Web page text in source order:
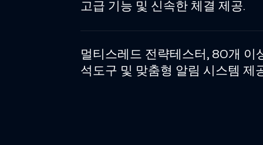
고급 기능 및 신속한 체결 제공.
멀티스레드 전략테스터, 80개 이
석도구 및 맞춤형 알림 시스템 제